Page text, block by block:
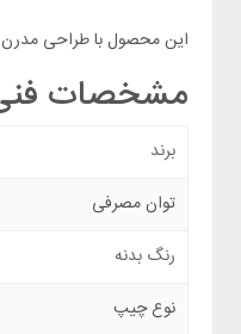
این محصول با طراحی مدرن
مشخصات فنی
برند
توان مصرفی
رنگ بدنه
نوع چیپ